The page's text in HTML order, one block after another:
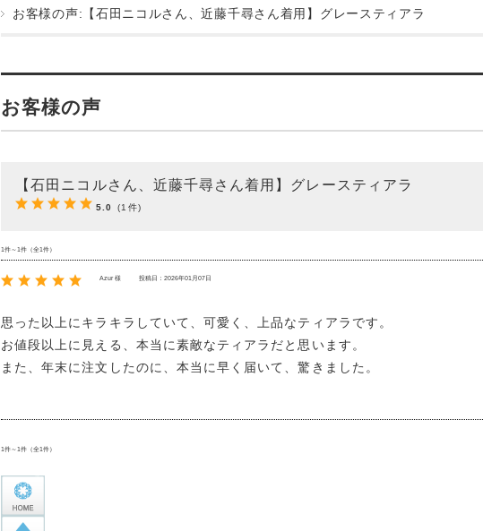
お客様の声:【石田ニコルさん、近藤千尋さん着用】グレースティアラ
お客様の声
【石田ニコルさん、近藤千尋さん着用】グレースティアラ
5.0 (1件)
1件～1件（全1件）
Azur 様 投稿日：2026年01月07日
思った以上にキラキラしていて、可愛く、上品なティアラです。
お値段以上に見える、本当に素敵なティアラだと思います。
また、年末に注文したのに、本当に早く届いて、驚きました。
1件～1件（全1件）